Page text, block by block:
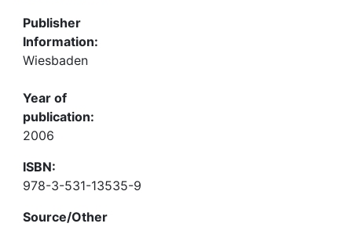
Publisher
Information:
Wiesbaden
Year of
publication:
2006
ISBN:
978-3-531-13535-9
Source/Other